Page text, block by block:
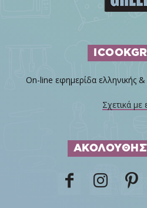
On-line εφημερίδα ελληνικής
Σχετικά με